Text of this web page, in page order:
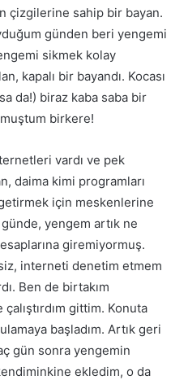
çizgilerine sahip bir bayan.
günden beri yengemi
sikmek kolay
kapalı bir bayandı. Kocası
da!) biraz kaba saba bir
birkere!
vardı ve pek
daima kimi programları
için meskenlerine
yengem artık ne
giremiyormuş.
interneti denetim etmem
Ben de birtakım
gittim. Konuta
başladım. Artık geri
gün sonra yengemin
ekledim, o da